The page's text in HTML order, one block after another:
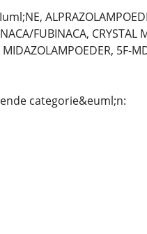
FUBINACA, CRYSTAL
5F-
categorie&euml;n: